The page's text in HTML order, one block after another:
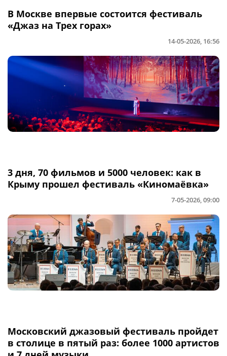
В Москве впервые состоится фестиваль
«Джаз на Трех горах»
14-05-2026, 16:56
3 дня, 70 фильмов и 5000 человек: как в
Крыму прошел фестиваль «Киномаёвка»
7-05-2026, 09:00
Московский джазовый фестиваль пройдет
в столице в пятый раз: более 1000 артистов